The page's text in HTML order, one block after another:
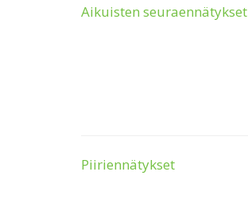
Aikuisten seuraennätykset
Piiriennätykset